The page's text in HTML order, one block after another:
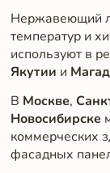
Нержавеющий
температур и
используют в
Якутии и
В Москве,
Новосибирске
коммерческих
фасадных